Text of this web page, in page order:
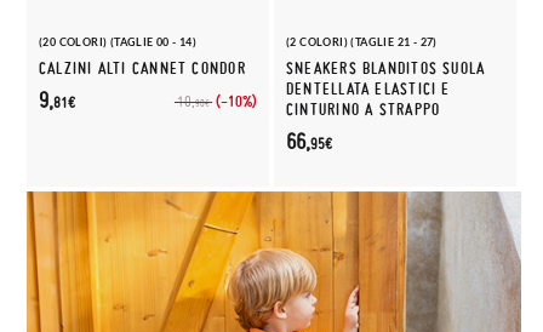
(20 COLORI) (TAGLIE 00 - 14)
CALZINI ALTI CANNET CONDOR
10,90€ (-10%)
9,81€
(2 COLORI) (TAGLIE 21 - 27)
SNEAKERS BLANDITOS SUOLA
DENTELLATA ELASTICI E
CINTURINO A STRAPPO
66,95€